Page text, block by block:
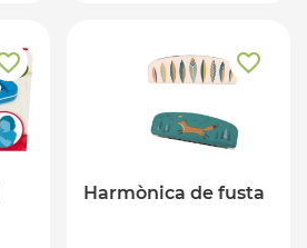
Harmònica de fusta